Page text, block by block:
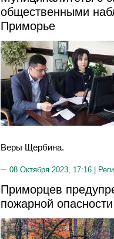
общественными
Приморье
Веры Щербина.
08 Октября 2023, 17:16 |
Приморцев
пожарной